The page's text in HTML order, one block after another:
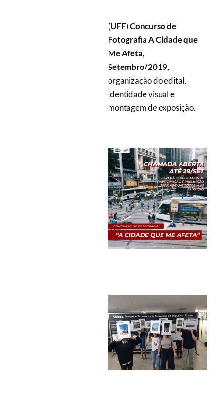
(UFF) Concurso de
Fotografia A Cidade que
Me Afeta,
Setembro/2019,
organização do edital,
identidade visual e
montagem de exposição.